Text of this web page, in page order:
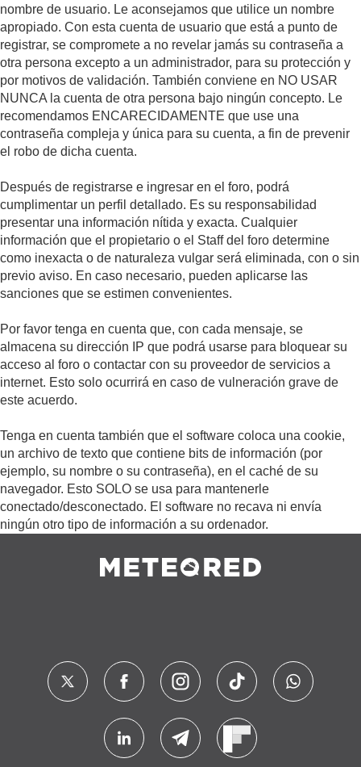
nombre de usuario. Le aconsejamos que utilice un nombre
apropiado. Con esta cuenta de usuario que está a punto de
registrar, se compromete a no revelar jamás su contraseña a
otra persona excepto a un administrador, para su protección y
por motivos de validación. También conviene en NO USAR
NUNCA la cuenta de otra persona bajo ningún concepto. Le
recomendamos ENCARECIDAMENTE que use una
contraseña compleja y única para su cuenta, a fin de prevenir
el robo de dicha cuenta.
Después de registrarse e ingresar en el foro, podrá
cumplimentar un perfil detallado. Es su responsabilidad
presentar una información nítida y exacta. Cualquier
información que el propietario o el Staff del foro determine
como inexacta o de naturaleza vulgar será eliminada, con o sin
previo aviso. En caso necesario, pueden aplicarse las
sanciones que se estimen convenientes.
Por favor tenga en cuenta que, con cada mensaje, se
almacena su dirección IP que podrá usarse para bloquear su
acceso al foro o contactar con su proveedor de servicios a
internet. Esto solo ocurrirá en caso de vulneración grave de
este acuerdo.
Tenga en cuenta también que el software coloca una cookie,
un archivo de texto que contiene bits de información (por
ejemplo, su nombre o su contraseña), en el caché de su
navegador. Esto SOLO se usa para mantenerle
conectado/desconectado. El software no recava ni envía
ningún otro tipo de información a su ordenador.